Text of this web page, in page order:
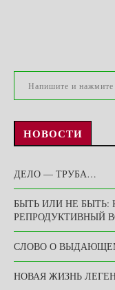
НОВОСТИ
ДЕЛО — ТРУБА…
БЫТЬ ИЛИ НЕ БЫТЬ:
РЕПРОДУКТИВНЫЙ
СЛОВО О
НОВАЯ ЖИЗНЬ